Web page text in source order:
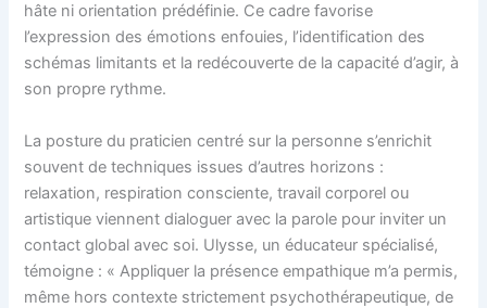
hâte ni orientation prédéfinie. Ce cadre favorise
l’expression des émotions enfouies, l’identification des
schémas limitants et la redécouverte de la capacité d’agir, à
son propre rythme.
La posture du praticien centré sur la personne s’enrichit
souvent de techniques issues d’autres horizons :
relaxation, respiration consciente, travail corporel ou
artistique viennent dialoguer avec la parole pour inviter un
contact global avec soi. Ulysse, un éducateur spécialisé,
témoigne : « Appliquer la présence empathique m’a permis,
même hors contexte strictement psychothérapeutique, de